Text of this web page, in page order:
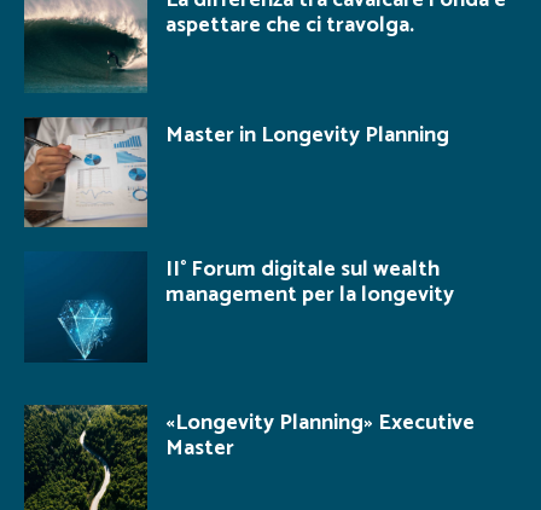
aspettare che ci travolga.
Master in Longevity Planning
II° Forum digitale sul wealth
management per la longevity
«Longevity Planning» Executive
Master